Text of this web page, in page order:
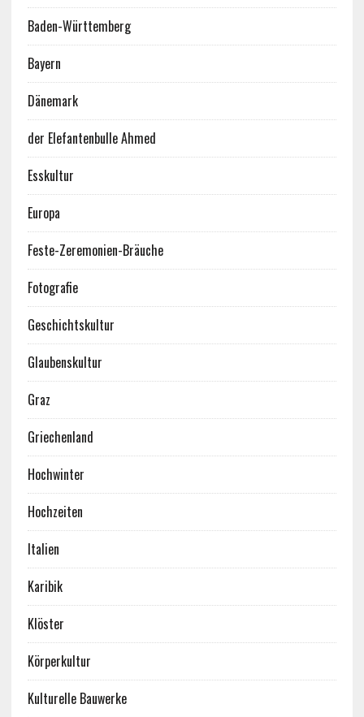
Baden-Württemberg
Bayern
Dänemark
der Elefantenbulle Ahmed
Esskultur
Europa
Feste-Zeremonien-Bräuche
Fotografie
Geschichtskultur
Glaubenskultur
Graz
Griechenland
Hochwinter
Hochzeiten
Italien
Karibik
Klöster
Körperkultur
Kulturelle Bauwerke